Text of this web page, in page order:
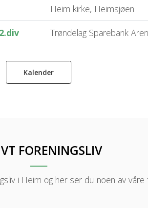
Heim kirke, Heimsjøen
Trøndelag Sparebank
Kalender
FORENINGSLIV
i Heim og her ser du noen av våre